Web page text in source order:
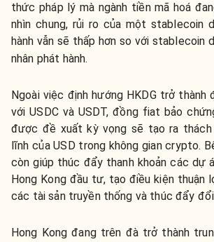
thức pháp lý mà ngành tiền mã hoá
nhìn chung, rủi ro của một stablecoin
hành vẫn sẽ thấp hơn so với
nhân phát hành.
Ngoài việc định hướng HKDG trở thành
với USDC và USDT, đồng fiat bảo
được đề xuất kỳ vọng sẽ tạo ra
lĩnh của USD trong không gian crypto.
còn giúp thúc đẩy thanh khoản các dự
Hong Kong đầu tư, tạo điều kiện thuận
các tài sản truyền thống và thúc đẩy
Hong Kong đang trên đà trở thành